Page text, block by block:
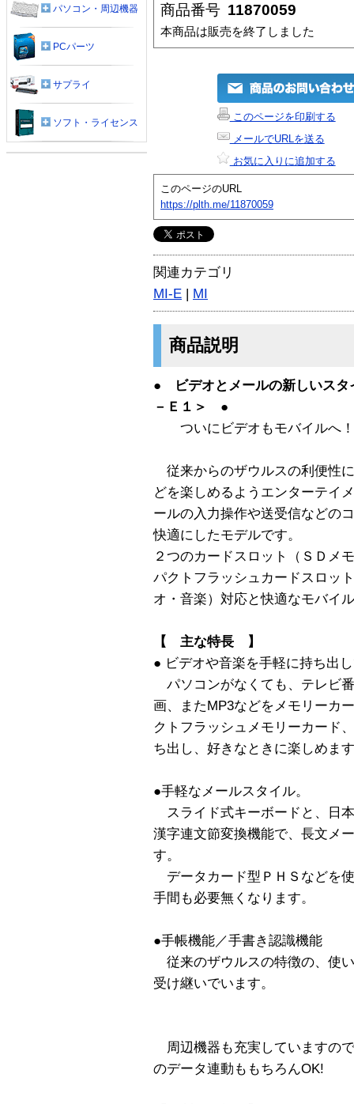
商品番号 11870059
本商品は販売を終了しました
このページを印刷する
メールでURLを送る
お気に入りに追加する
このページのURL
https://plth.me/11870059
関連カテゴリ
MI-E | MI
商品説明
● ビデオとメールの新しいスタ
－Ｅ１＞ ●
ついにビデオもモバイルへ！
従来からのザウルスの利便性
どを楽しめるようエンターテイ
ールの入力操作や送受信などの
快適にしたモデルです。
２つのカードスロット（ＳＤメ
パクトフラッシュカードスロッ
オ・音楽）対応と快適なモバイ
【 主な特長 】
● ビデオや音楽を手軽に持ち出
パソコンがなくても、テレビ
画、またMP3などをメモリーカ
クトフラッシュメモリーカード
ち出し、好きなときに楽しめます
●手軽なメールスタイル。
スライド式キーボードと、日
漢字連文節変換機能で、長文メ
す。
データカード型ＰＨＳなどを
手間も必要無くなります。
●手帳機能／手書き認識機能
従来のザウルスの特徴の、使
受け継いでいます。
周辺機器も充実していますの
のデータ連動ももちろんOK!
パソコン・周辺機器
PCパーツ
サプライ
ソフト・ライセンス